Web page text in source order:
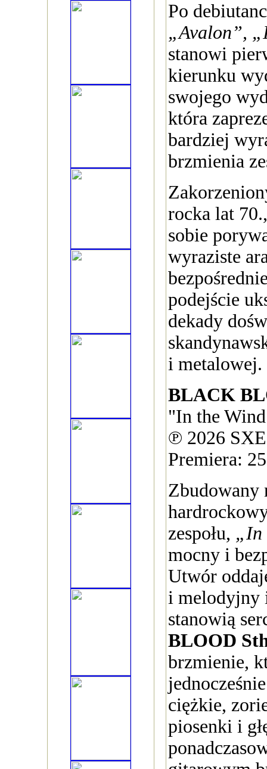
Po
„Avalon”,
stanowi
kierunku
swojego
która
bardziej
brzmienia
rocka lat
sobie
wyraziste
podejście
dekady
i metalowej.
BLACK
"In the
℗ 2026 SXE
Premiera:
Zbudowany
zespołu, „In
mocny i
Utwór
i melodyjny
stanowią
BLOOD
brzmienie,
ciężkie,
piosenki i